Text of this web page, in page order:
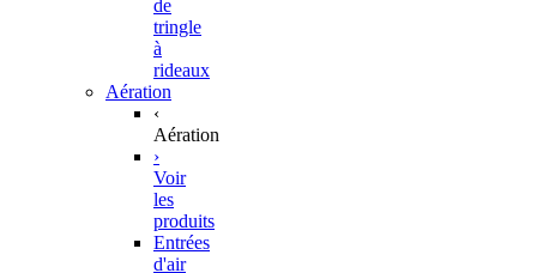
de
tringle
à
rideaux
Aération
‹
Aération
›
Voir
les
produits
Entrées
d'air